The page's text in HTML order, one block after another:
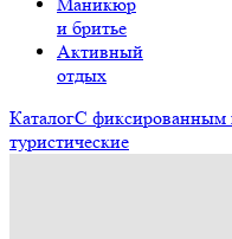
и бритье
Активный
отдых
КаталогС фиксированным
туристические